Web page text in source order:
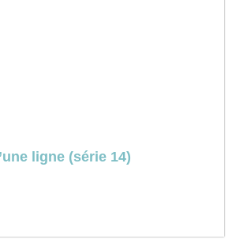
ligne (série 14)